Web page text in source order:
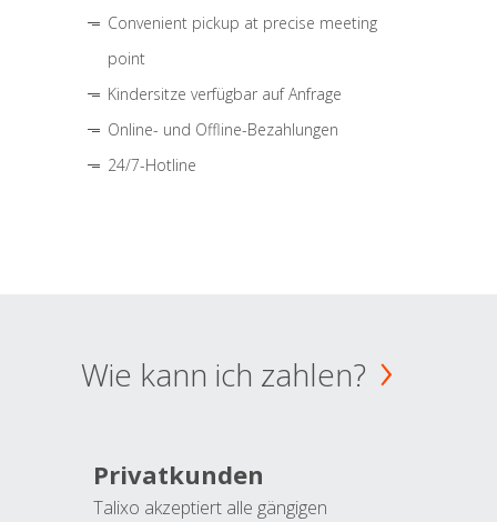
Convenient pickup at precise meeting
point
Kindersitze verfügbar auf Anfrage
Online- und Offline-Bezahlungen
24/7-Hotline
Wie kann ich zahlen?
Privatkunden
Talixo akzeptiert alle gängigen